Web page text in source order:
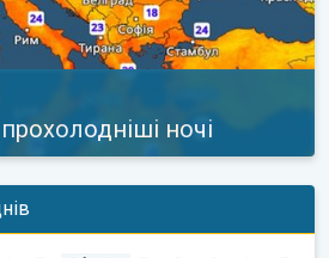
ночі